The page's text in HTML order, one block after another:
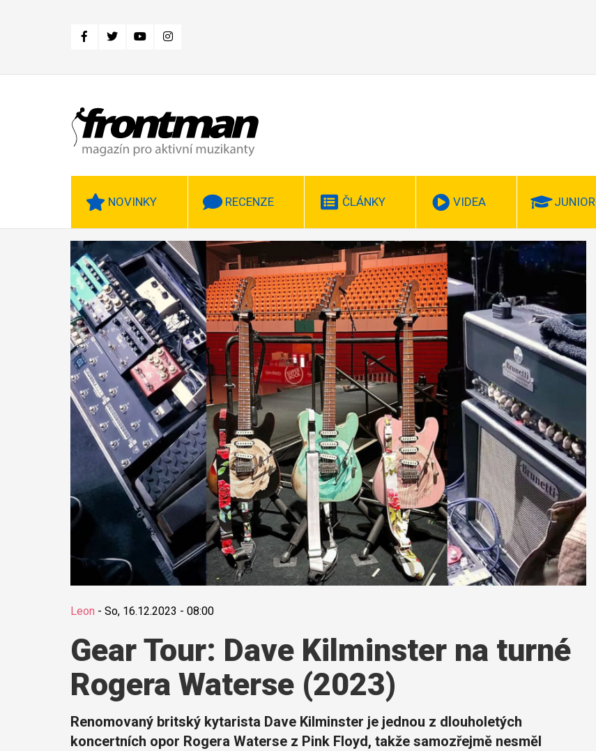
NOVINKY RECENZE ČLÁNKY VIDEA JUNIOR
Leon - So, 16.12.2023 - 08:00
Gear Tour: Dave Kilminster na turné
Rogera Waterse (2023)
Renomovaný britský kytarista Dave Kilminster je jednou z dlouholetých
koncertních opor Rogera Waterse z Pink Floyd, takže samozřejmě nesměl